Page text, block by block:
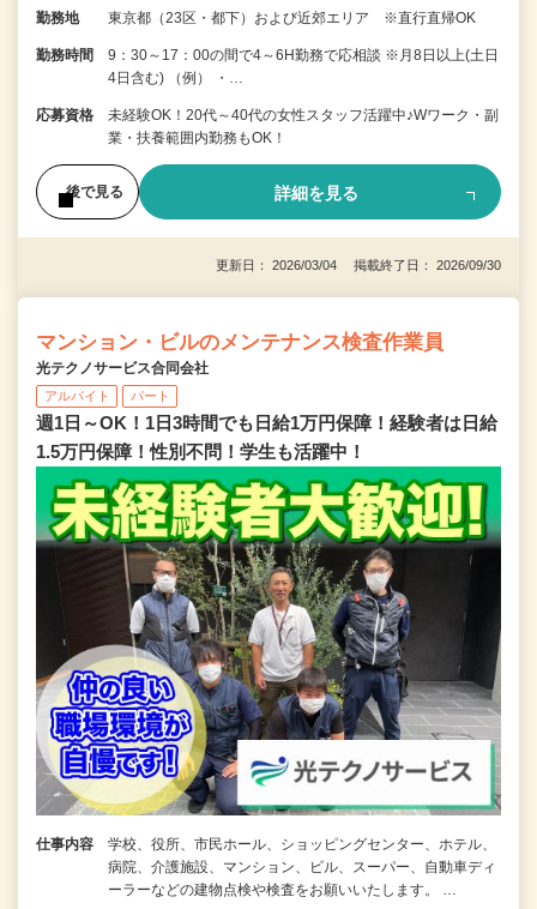
勤務地 東京都（23区・都下）および近郊エリア ※直行直帰OK
勤務時間
9：30～17：00の間で4～6H勤務で応相談 ※月8日以上(土日
4日含む) （例） ・…
応募資格
未経験OK！20代～40代の女性スタッフ活躍中♪Wワーク・副
業・扶養範囲内勤務もOK！
後で見る 詳細を見る
更新日： 2026/03/04 掲載終了日： 2026/09/30
マンション・ビルのメンテナンス検査作業員
光テクノサービス合同会社
アルバイト パート
週1日～OK！1日3時間でも日給1万円保障！経験者は日給
1.5万円保障！性別不問！学生も活躍中！
仕事内容
学校、役所、市民ホール、ショッピングセンター、ホテル、
病院、介護施設、マンション、ビル、スーパー、自動車ディ
ーラーなどの建物点検や検査をお願いいたします。 …